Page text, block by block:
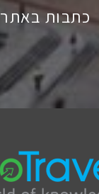
כתבות באתר